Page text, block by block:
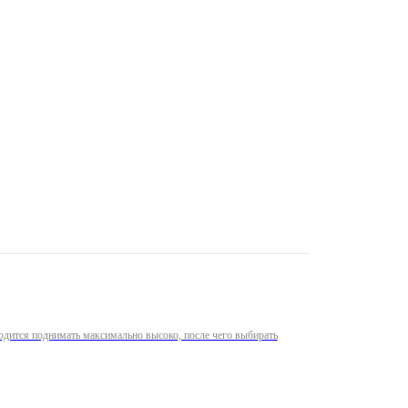
поднимать максимально высоко, после чего выбирать